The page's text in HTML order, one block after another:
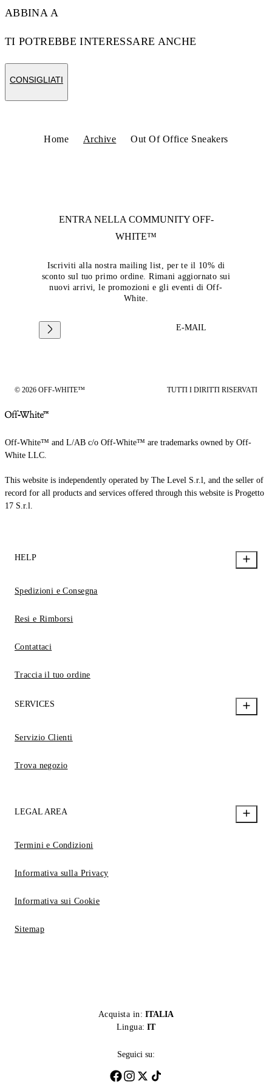
ABBINA A
TI POTREBBE INTERESSARE ANCHE
CONSIGLIATI
Home Archive Out Of Office Sneakers
ENTRA NELLA COMMUNITY OFF-
WHITE™
Iscriviti alla nostra mailing list, per te il 10% di
sconto sul tuo primo ordine. Rimani aggiornato sui
nuovi arrivi, le promozioni e gli eventi di Off-
White.
E-MAIL
© 2026 OFF-WHITE™ TUTTI I DIRITTI RISERVATI
Off-White™ and L/AB c/o Off-White™ are trademarks owned by Off-
White LLC.
This website is independently operated by The Level S.r.l, and the seller of
record for all products and services offered through this website is Progetto
17 S.r.l.
HELP
Spedizioni e Consegna
Resi e Rimborsi
Contattaci
Traccia il tuo ordine
SERVICES
Servizio Clienti
Trova negozio
LEGAL AREA
Termini e Condizioni
Informativa sulla Privacy
Informativa sui Cookie
Sitemap
Acquista in: ITALIA
Lingua: IT
Seguici su: